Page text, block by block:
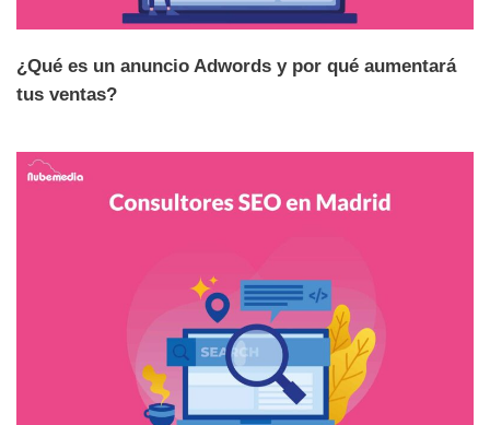
¿Qué es un anuncio Adwords y por qué aumentará
tus ventas?